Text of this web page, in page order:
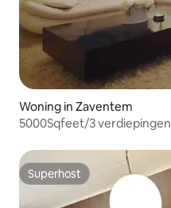
Woning in Zaventem
5000Sqfeet/3 verdiepingen
Superhost
Superhost